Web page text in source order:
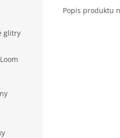
glitry
Popis produktu